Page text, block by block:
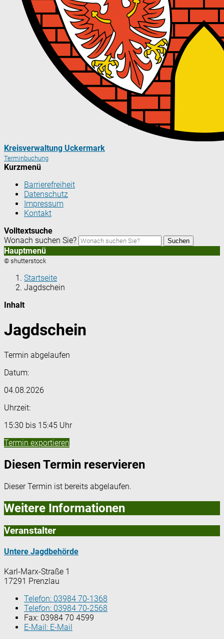
Kreisverwaltung Uckermark
Terminbuchung
Kurzmenü
Barrierefreiheit
Datenschutz
Impressum
Kontakt
Volltextsuche
Wonach suchen Sie?
Suchen
Hauptmenü
© shutterstock
Startseite
Jagdschein
Inhalt
Jagdschein
Termin abgelaufen
Datum:
04.08.2026
Uhrzeit:
15:30 bis 15:45 Uhr
Termin exportieren
Diesen Termin reservieren
Dieser Termin ist bereits abgelaufen.
Weitere Informationen
Veranstalter
Untere Jagdbehörde
Karl-Marx-Straße 1
17291 Prenzlau
Telefon: 03984 70-1368
Telefon: 03984 70-2568
Fax: 03984 70 4599
E-Mail: E-Mail